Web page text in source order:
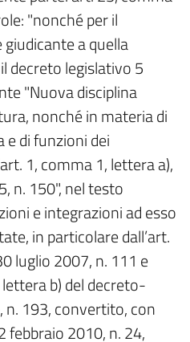
"nonché per il
a quella
decreto legislativo 5
"Nuova disciplina
nonché in materia di
di funzioni dei
1, comma 1, lettera a),
n. 150", nel testo
e integrazioni ad esso
in particolare dall’art.
luglio 2007, n. 111 e
b) del decreto-
n. 193, convertito, con
febbraio 2010, n. 24,